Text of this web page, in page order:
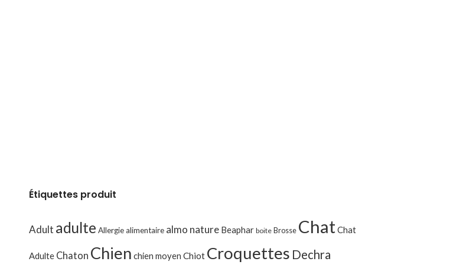
Étiquettes produit
Adult adulte Allergie alimentaire almo nature Beaphar boite Brosse ChatChat
Adulte Chaton Chien chien moyen Chiot Croquettes Dechra